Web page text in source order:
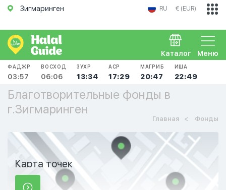
Зигмаринген RU € (EUR)
Меню
Каталог
ФАДЖР
03:57
ВОСХОД
06:06
ЗУХР
13:34
АСР
17:29
МАГРИБ
20:47
ИША
22:49
Благотворительные фонды в
г.Зигмаринген
Главная Фонды
Карта точек